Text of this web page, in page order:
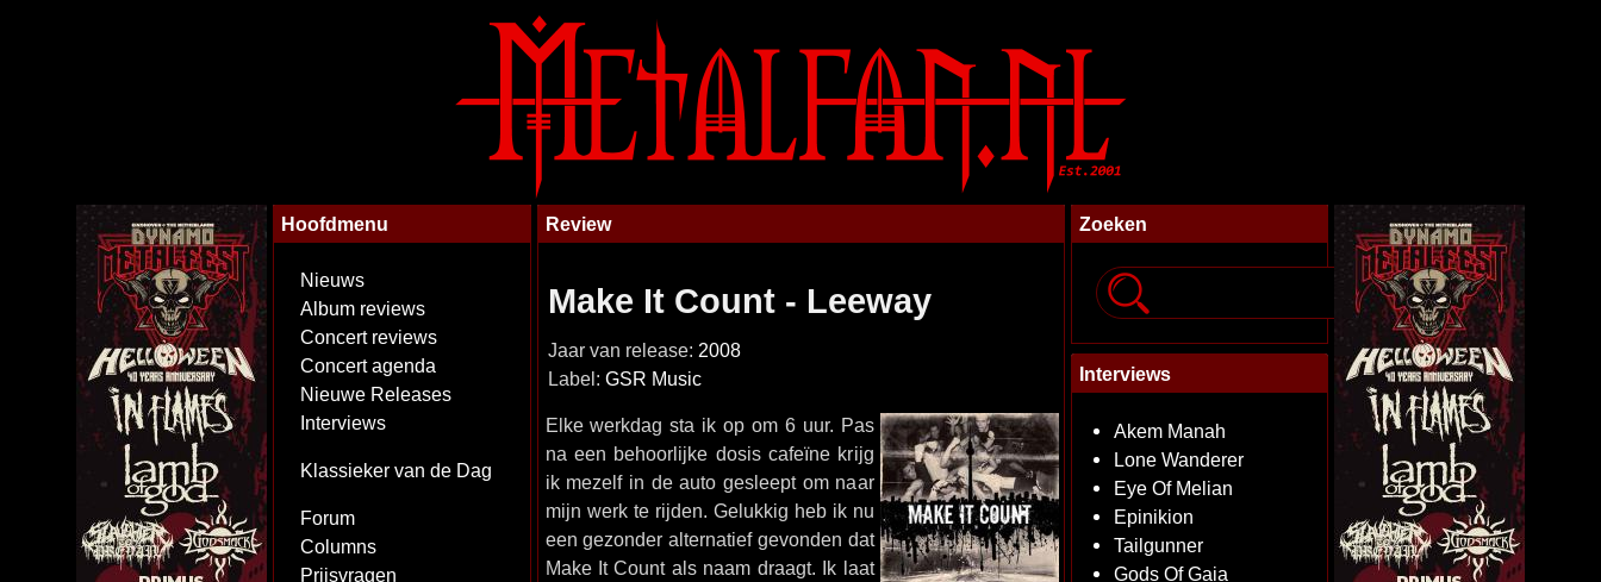
Hoofdmenu
Nieuws
Album reviews
Concert reviews
Concert agenda
Nieuwe Releases
Interviews
Klassieker van de Dag
Forum
Columns
Prijsvragen
Review
Make It Count - Leeway
Jaar van release: 2008
Label: GSR Music
Elke werkdag sta ik op om 6 uur. Pas
na een behoorlijke dosis cafeïne krijg
ik mezelf in de auto gesleept om naar
mijn werk te rijden. Gelukkig heb ik nu
een gezonder alternatief gevonden dat
Make It Count als naam draagt. Ik laat
Zoeken
Interviews
Akem Manah
Lone Wanderer
Eye Of Melian
Epinikion
Tailgunner
Gods Of Gaia